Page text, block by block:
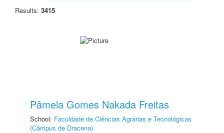
Results: 3415
Pâmela Gomes Nakada Freitas
School: Faculdade de Ciências Agrárias e Tecnológicas
(Câmpus de Dracena)